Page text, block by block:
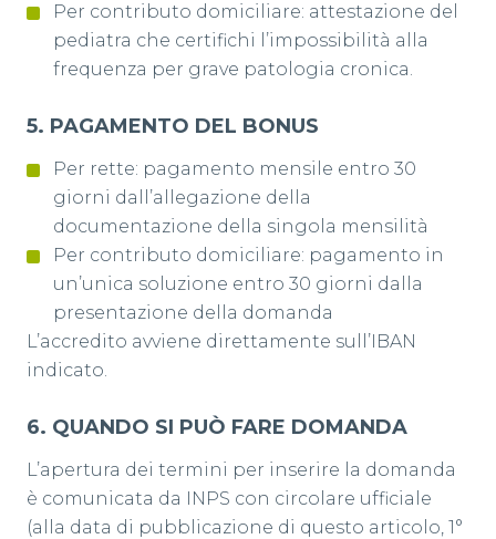
Per contributo domiciliare: attestazione del
pediatra che certifichi l’impossibilità alla
frequenza per grave patologia cronica.
5️. PAGAMENTO DEL BONUS
Per rette: pagamento mensile entro 30
giorni dall’allegazione della
documentazione della singola mensilità
Per contributo domiciliare: pagamento in
un’unica soluzione entro 30 giorni dalla
presentazione della domanda
L’accredito avviene direttamente sull’IBAN
indicato.
6️. QUANDO SI PUÒ FARE DOMANDA
L’apertura dei termini per inserire la domanda
è comunicata da INPS con circolare ufficiale
(alla data di pubblicazione di questo articolo, 1°